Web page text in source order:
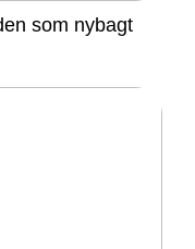
som nybagt